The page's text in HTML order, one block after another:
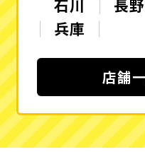
石川
長野
兵庫
店舗